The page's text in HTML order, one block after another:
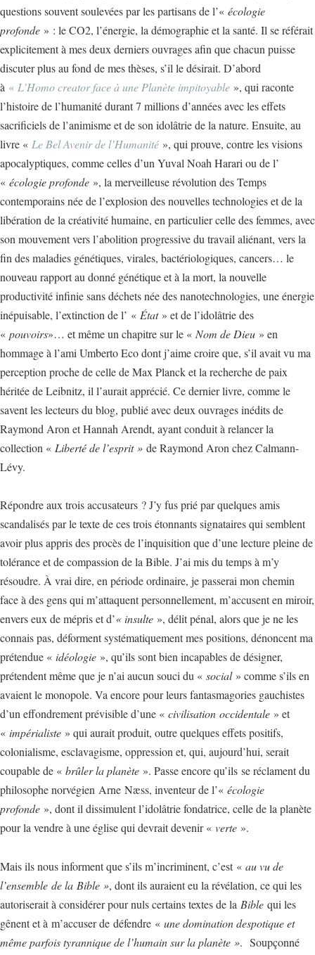
questions souvent soulevées par les partisans de l’« écologie
profonde » : le CO2, l’énergie, la démographie et la santé. Il se référait
explicitement à mes deux derniers ouvrages afin que chacun puisse
discuter plus au fond de mes thèses, s’il le désirait. D’abord
à « L’Homo creator face à une Planète impitoyable », qui raconte
l’histoire de l’humanité durant 7 millions d’années avec les effets
sacrificiels de l’animisme et de son idolâtrie de la nature. Ensuite, au
livre « Le Bel Avenir de l’Humanité », qui prouve, contre les visions
apocalyptiques, comme celles d’un Yuval Noah Harari ou de l’
« écologie profonde », la merveilleuse révolution des Temps
contemporains née de l’explosion des nouvelles technologies et de la
libération de la créativité humaine, en particulier celle des femmes, avec
son mouvement vers l’abolition progressive du travail aliénant, vers la
fin des maladies génétiques, virales, bactériologiques, cancers… le
nouveau rapport au donné génétique et à la mort, la nouvelle
productivité infinie sans déchets née des nanotechnologies, une énergie
inépuisable, l’extinction de l’ « État» et de l’idolâtrie des
« pouvoirs»… et même un chapitre sur le « Nom de Dieu » en
hommage à l’ami Umberto Eco dont j’aime croire que, s’il avait vu ma
perception proche de celle de Max Planck et la recherche de paix
héritée de Leibnitz, il l’aurait apprécié. Ce dernier livre, comme le
savent les lecteurs du blog, publié avec deux ouvrages inédits de
Raymond Aron et Hannah Arendt, ayant conduit à relancer la
collection « Liberté de l’esprit » de Raymond Aron chez Calmann-
Lévy.
Répondre aux trois accusateurs ? J’y fus prié par quelques amis
scandalisés par le texte de ces trois étonnants signataires qui semblent
avoir plus appris des procès de l’inquisition que d’une lecture pleine de
tolérance et de compassion de la Bible. J’ai mis du temps à m’y
résoudre. À vrai dire, en période ordinaire, je passerai mon chemin
face à des gens qui m’attaquent personnellement, m’accusent en miroir,
envers eux de mépris et d’« insulte », délit pénal, alors que je ne les
connais pas, déforment systématiquement mes positions, dénoncent ma
prétendue « idéologie », qu’ils sont bien incapables de désigner,
prétendent même que je n’ai aucun souci du « social» comme s’ils en
avaient le monopole. Va encore pour leurs fantasmagories gauchistes
d’un effondrement prévisible d’une « civilisation occidentale » et
« impérialiste » qui aurait produit, outre quelques effets positifs,
colonialisme, esclavagisme, oppression et, qui, aujourd’hui, serait
coupable de « brûler la planète ». Passe encore qu’ils se réclament du
philosophe norvégien Arne Næss, inventeur de l’« écologie
profonde », dont il dissimulent l’idolâtrie fondatrice, celle de la planète
pour la vendre à une église qui devrait devenir « verte ».
Mais ils nous informent que s’ils m’incriminent, c’est « au vu de
l’ensemble de la Bible », dont ils auraient eu la révélation, ce qui les
autoriserait à considérer pour nuls certains textes de la Bible qui les
gênent et à m’accuser de défendre « une domination despotique et
même parfois tyrannique de l’humain sur la planète ». Soupçonné